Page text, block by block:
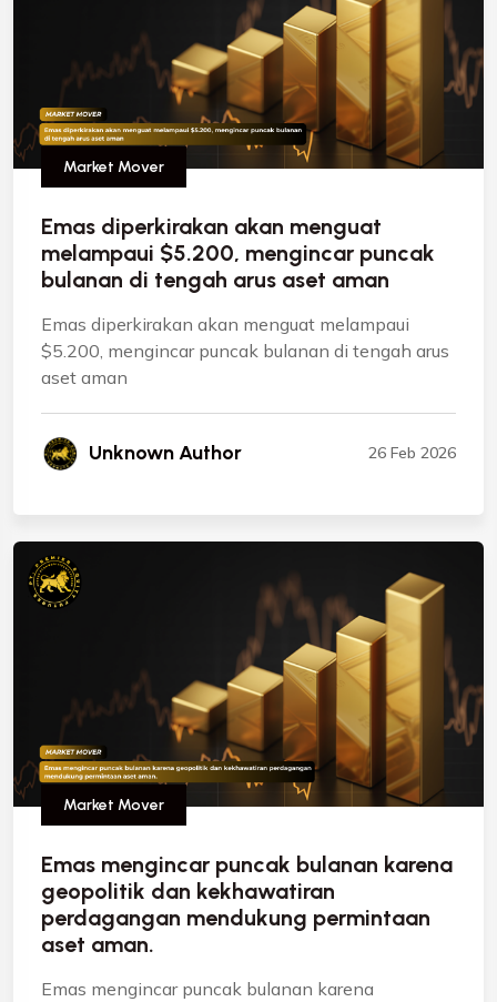
Market Mover
Emas diperkirakan akan menguat
melampaui $5.200, mengincar puncak
bulanan di tengah arus aset aman
Emas diperkirakan akan menguat melampaui
$5.200, mengincar puncak bulanan di tengah arus
aset aman
Unknown Author 26 Feb 2026
Market Mover
Emas mengincar puncak bulanan karena
geopolitik dan kekhawatiran
perdagangan mendukung permintaan
aset aman.
Emas mengincar puncak bulanan karena